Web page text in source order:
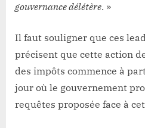
gouvernance délétère. »
Il faut souligner que ces
précisent que cette action
des impôts commence à
jour où le gouvernement
requêtes proposée face à